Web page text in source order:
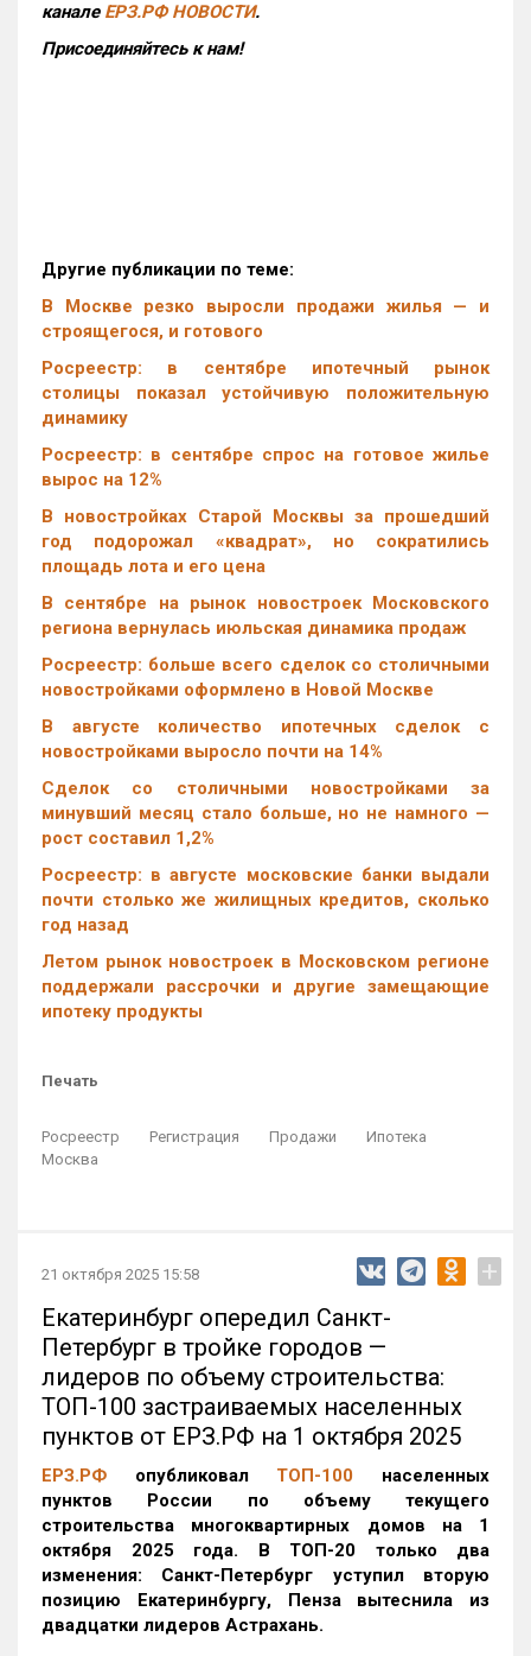
канале ЕРЗ.РФ НОВОСТИ.
Присоединяйтесь к нам!
Другие публикации по теме:
В Москве резко выросли продажи жилья — и
строящегося, и готового
Росреестр: в сентябре ипотечный рынок
столицы показал устойчивую положительную
динамику
Росреестр: в сентябре спрос на готовое жилье
вырос на 12%
В новостройках Старой Москвы за прошедший
год подорожал «квадрат», но сократились
площадь лота и его цена
В сентябре на рынок новостроек Московского
региона вернулась июльская динамика продаж
Росреестр: больше всего сделок со столичными
новостройками оформлено в Новой Москве
В августе количество ипотечных сделок с
новостройками выросло почти на 14%
Cделок со столичными новостройками за
минувший месяц стало больше, но не намного —
рост составил 1,2%
Росреестр: в августе московские банки выдали
почти столько же жилищных кредитов, сколько
год назад
Летом рынок новостроек в Московском регионе
поддержали рассрочки и другие замещающие
ипотеку продукты
Печать
Росреестр Регистрация Продажи
Ипотека
Москва
21 октября 2025 15:58 +
Екатеринбург опередил Санкт-
Петербург в тройке городов —
лидеров по объему строительства:
ТОП-100 застраиваемых населенных
пунктов от ЕРЗ.РФ на 1 октября 2025
ЕРЗ.РФ опубликовал ТОП-100 населенных
пунктов России по объему текущего
строительства многоквартирных домов на 1
октября 2025 года. В ТОП-20 только два
изменения: Санкт-Петербург уступил вторую
позицию Екатеринбургу, Пенза вытеснила из
двадцатки лидеров Астрахань.